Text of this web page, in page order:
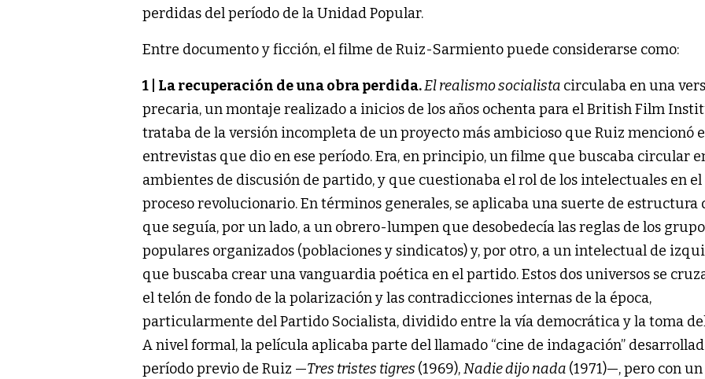
perdidas del período de la Unidad Popular.
Entre documento y ficción, el filme de Ruiz-Sarmiento puede considerarse como:
1 | La recuperación de una obra perdida.El realismo socialista circulaba en una
precaria, un montaje realizado a inicios de los años ochenta para el British Film
trataba de la versión incompleta de un proyecto más ambicioso que Ruiz mencionó
entrevistas que dio en ese período. Era, en principio, un filme que buscaba circular
ambientes de discusión de partido, y que cuestionaba el rol de los intelectuales en el
proceso revolucionario. En términos generales, se aplicaba una suerte de estructura
que seguía, por un lado, a un obrero-lumpen que desobedecía las reglas de los
populares organizados (poblaciones y sindicatos) y, por otro, a un intelectual de
que buscaba crear una vanguardia poética en el partido. Estos dos universos se
el telón de fondo de la polarización y las contradicciones internas de la época,
particularmente del Partido Socialista, dividido entre la vía democrática y la toma
A nivel formal, la película aplicaba parte del llamado “cine de indagación”
período previo de Ruiz —Tres tristes tigres (1969),Nadie dijo nada (1971)—, pero con un